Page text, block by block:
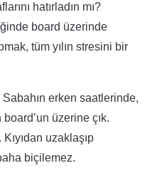
hatırladın mı?
board üzerinde
tüm yılın stresini bir
Sabahın erken saatlerinde,
üzerine çık.
uzaklaşıp
biçilemez.